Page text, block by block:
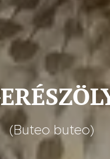
(Buteo buteo)